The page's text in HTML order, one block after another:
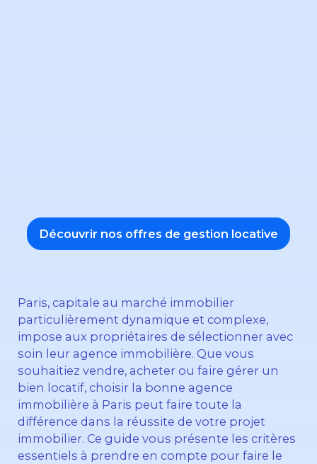
Découvrir nos offres de gestion locative
Paris, capitale au marché immobilier
particulièrement dynamique et complexe,
impose aux propriétaires de sélectionner avec
soin leur agence immobilière. Que vous
souhaitiez vendre, acheter ou faire gérer un
bien locatif, choisir la bonne agence
immobilière à Paris peut faire toute la
différence dans la réussite de votre projet
immobilier. Ce guide vous présente les critères
essentiels à prendre en compte pour faire le